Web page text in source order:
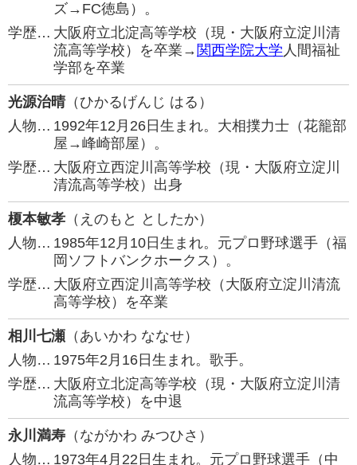
ズ→FC徳島）。
学歴… 大阪府立北淀高等学校（現・大阪府立淀川清
流高等学校）を卒業→ 関西学院大学 人間福祉
学部を卒業
光源治晴（ひかるげんじ はる）
人物… 1992年12月26日生まれ。大相撲力士（花籠部
屋→峰崎部屋）。
学歴… 大阪府立西淀川高等学校（現・大阪府立淀川
清流高等学校）出身
榎本敏孝 （えのもと としたか）
人物… 1985年12月10日生まれ。元プロ野球選手（福
岡ソフトバンクホークス）。
学歴… 大阪府立西淀川高等学校（大阪府立淀川清流
高等学校）を卒業
相川七瀬 （あいかわ ななせ）
人物… 1975年2月16日生まれ。歌手。
学歴… 大阪府立北淀高等学校（現・大阪府立淀川清
流高等学校）を中退
永川満寿 （ながかわ みつひさ）
人物… 1973年4月22日生まれ。元プロ野球選手（中